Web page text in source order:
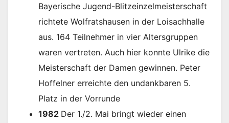
Bayerische Jugend-Blitzeinzelmeisterschaft
richtete Wolfratshausen in der Loisachhalle
aus. 164 Teilnehmer in vier Altersgruppen
waren vertreten. Auch hier konnte Ulrike die
Meisterschaft der Damen gewinnen. Peter
Hoffelner erreichte den undankbaren 5.
Platz in der Vorrunde
1982 Der 1./2. Mai bringt wieder einen